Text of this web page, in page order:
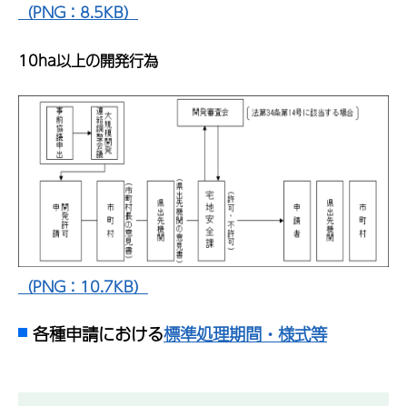
（PNG：8.5KB）
10ha以上の開発行為
（PNG：10.7KB）
各種申請における標準処理期間・様式等